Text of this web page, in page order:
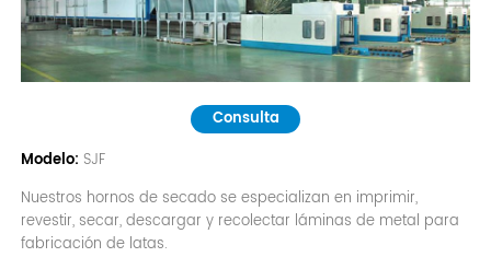
Consulta
Modelo:SJF
Nuestros hornos de secado se especializan en imprimir,
revestir, secar, descargar y recolectar láminas de metal para
fabricación de latas.